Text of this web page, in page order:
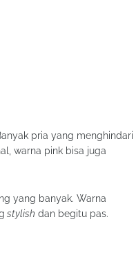
pria yang menghindari
warna pink bisa juga
yang banyak. Warna
stylish dan begitu pas.